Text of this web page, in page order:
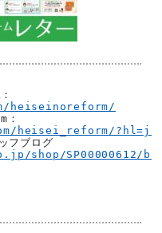
heiseinoreform/
heisei_reform/?hl=ja
shop/SP00000612/